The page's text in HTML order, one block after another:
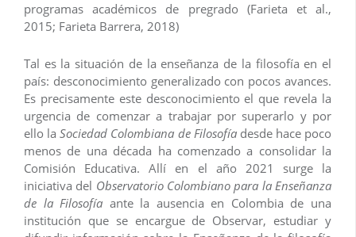
programas académicos de pregrado (Farieta et al.,
2015; Farieta Barrera, 2018)
Tal es la situación de la enseñanza de la filosofía en el
país: desconocimiento generalizado con pocos avances.
Es precisamente este desconocimiento el que revela la
urgencia de comenzar a trabajar por superarlo y por
ello laSociedad Colombiana de Filosofíadesde hace poco
menos de una década ha comenzado a consolidar la
Comisión Educativa. Allí en el año 2021 surge la
iniciativa del Observatorio Colombiano para la Enseñanza
de la Filosofía ante la ausencia en Colombia de una
institución que se encargue de Observar, estudiar y